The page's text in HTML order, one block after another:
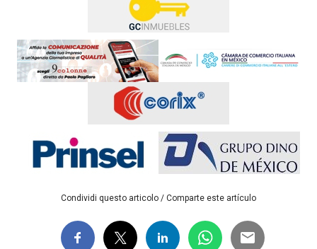
Condividi questo articolo / Comparte este artículo